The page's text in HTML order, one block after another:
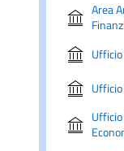
Area